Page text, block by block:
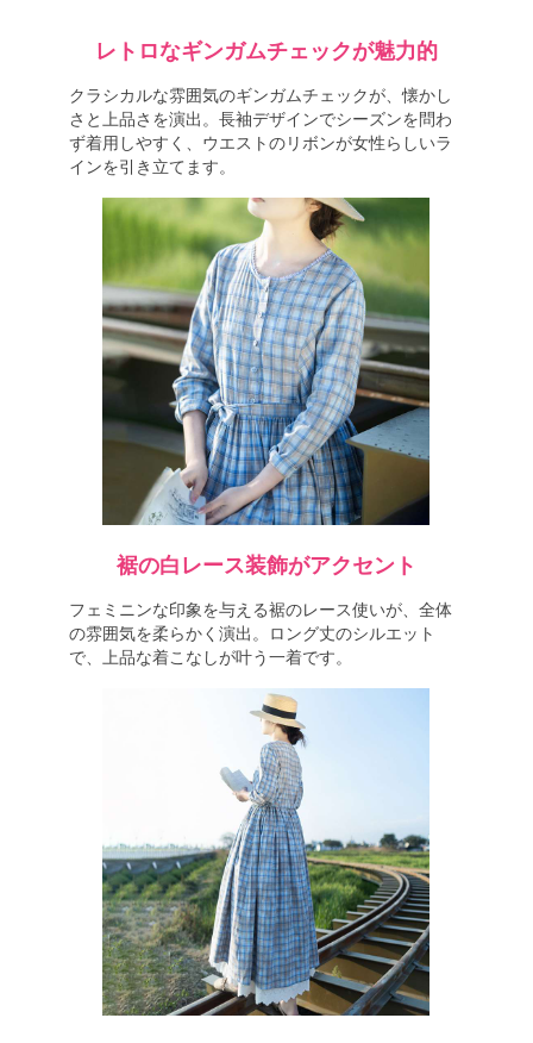
レトロなギンガムチェックが魅力的
クラシカルな雰囲気のギンガムチェックが、懐かし
さと上品さを演出。長袖デザインでシーズンを問わ
ず着用しやすく、ウエストのリボンが女性らしいラ
インを引き立てます。
裾の白レース装飾がアクセント
フェミニンな印象を与える裾のレース使いが、全体
の雰囲気を柔らかく演出。ロング丈のシルエット
で、上品な着こなしが叶う一着です。